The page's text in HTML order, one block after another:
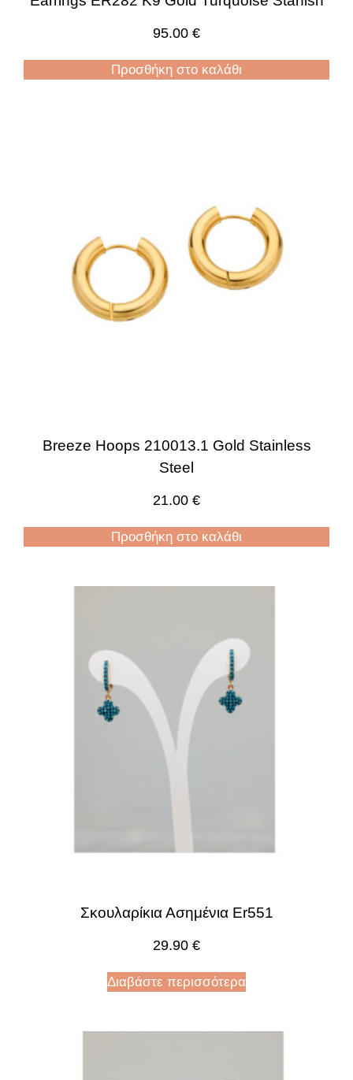
95.00 €
Προσθήκη στο καλάθι
Breeze Hoops 210013.1 Gold Stainless
Steel
21.00 €
Προσθήκη στο καλάθι
Σκουλαρίκια Ασημένια Er551
29.90 €
Διαβάστε περισσότερα